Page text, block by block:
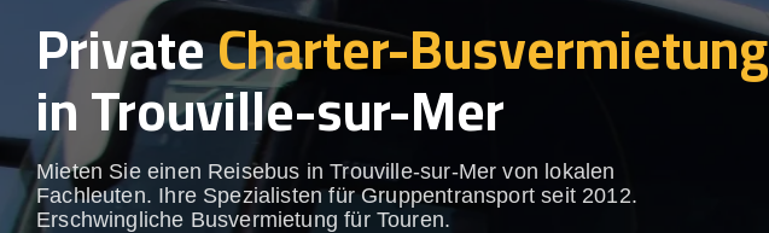
PrivateCharter-Busvermietung
in Trouville-sur-Mer
Mieten Sie einen Reisebus in Trouville-sur-Mer von lokalen
Fachleuten. Ihre Spezialisten für Gruppentransport seit 2012.
Erschwingliche Busvermietung für Touren.